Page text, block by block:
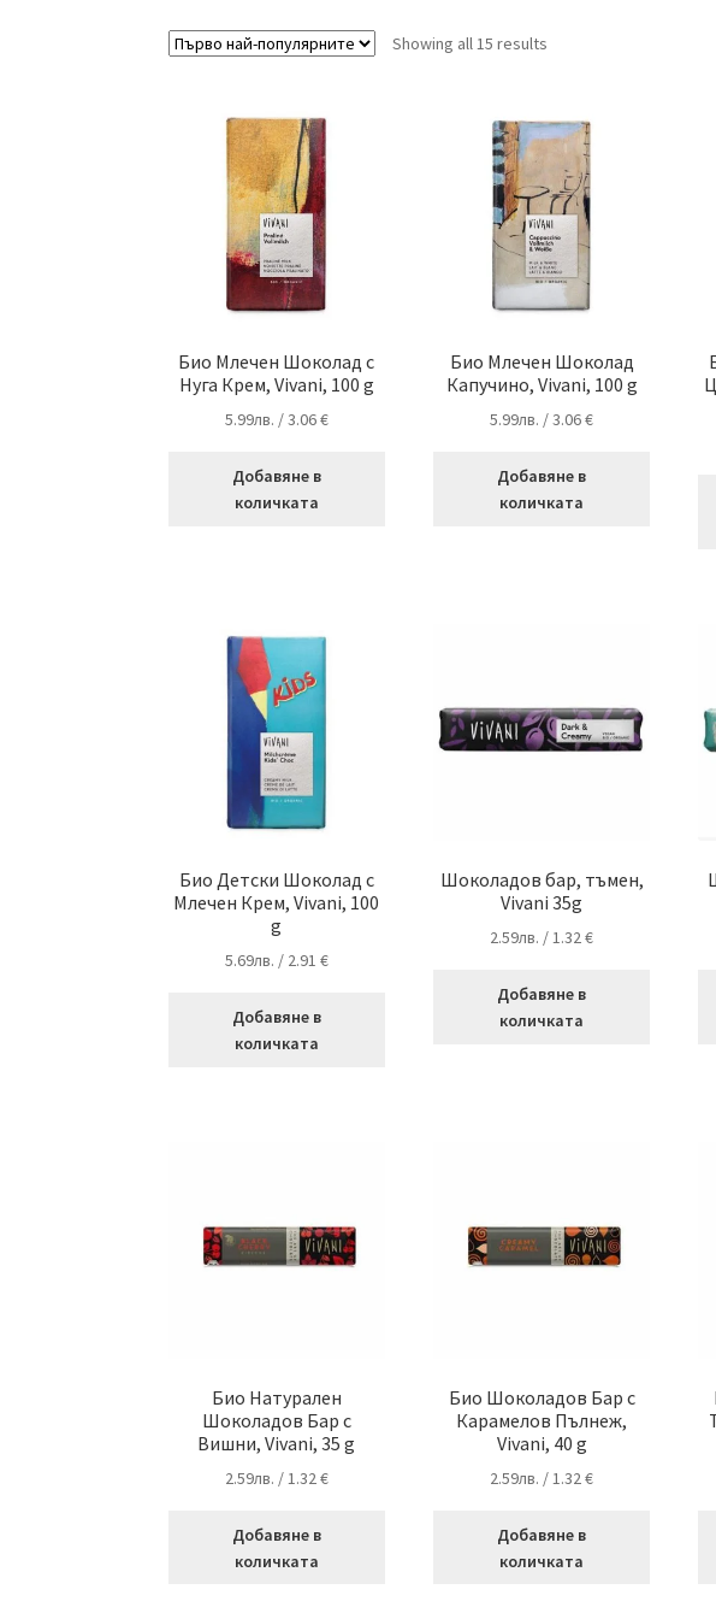
Showing all 15 results
Био Млечен Шоколад с
Нуга Крем, Vivani, 100 g
5.99лв. / 3.06 €
Добавяне в
количката
Био Млечен Шоколад
Капучино, Vivani, 100 g
5.99лв. / 3.06 €
Добавяне в
количката
Био Детски Шоколад с
Млечен Крем, Vivani, 100
g
5.69лв. / 2.91 €
Добавяне в
количката
Шоколадов бар, тъмен,
Vivani 35g
2.59лв. / 1.32 €
Добавяне в
количката
Био Натурален
Шоколадов Бар с
Вишни, Vivani, 35 g
2.59лв. / 1.32 €
Добавяне в
количката
Био Шоколадов Бар с
Карамелов Пълнеж,
Vivani, 40 g
2.59лв. / 1.32 €
Добавяне в
количката